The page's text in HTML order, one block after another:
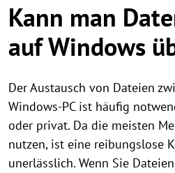
Kann man
auf Windows
Der Austausch von Dateien
Windows-PC ist häufig
oder privat. Da die meisten
nutzen, ist eine reibungslose
unerlässlich. Wenn Sie